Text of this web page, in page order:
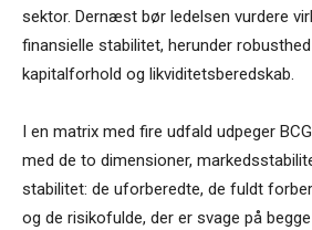
sektor. Dernæst bør ledelsen vurdere
finansielle stabilitet, herunder
kapitalforhold og likviditetsberedskab.
I en matrix med fire udfald udpeger
med de to dimensioner,
stabilitet: de uforberedte, de fuldt
og de risikofulde, der er svage på